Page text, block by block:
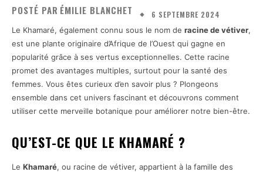
POSTÉ PAR ÉMILIE BLANCHET 6 SEPTEMBRE 2024
Le Khamaré, également connu sous le nom de racine de vétiver,
est une plante originaire d’Afrique de l’Ouest qui gagne en
popularité grâce à ses vertus exceptionnelles. Cette racine
promet des avantages multiples, surtout pour la santé des
femmes. Vous êtes curieux d’en savoir plus ? Plongeons
ensemble dans cet univers fascinant et découvrons comment
utiliser cette merveille botanique pour améliorer notre bien-être.
QU’EST-CE QUE LE KHAMARÉ ?
Le Khamaré, ou racine de vétiver, appartient à la famille des